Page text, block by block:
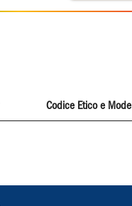
Codice Etico e